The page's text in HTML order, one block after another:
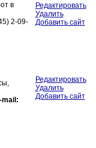
в
2-09-
Редактировать
Удалить
Добавить сайт
mail:
Редактировать
Удалить
Добавить сайт